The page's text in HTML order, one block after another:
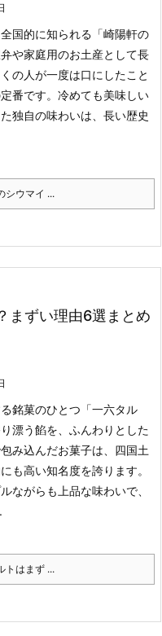
国的に知られる「崎陽軒の
や家庭用のお土産として長
の人が一度は口にしたこと
番です。 冷めても美味しい
独自の味わいは、長い歴史
シウマイ ...
まずい理由6選まとめ
銘菓のひとつ「一六タル
漂う餡を、ふんわりとした
み込んだお菓子は、四国土
も高い知名度を誇ります。
ながらも上品な味わいで、
トはまず ...